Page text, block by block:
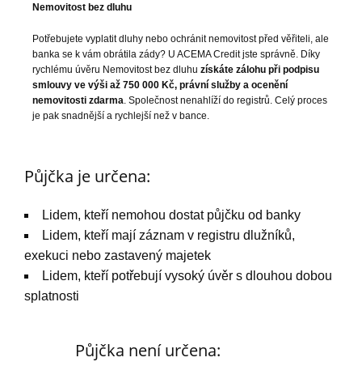
Nemovitost bez dluhu
Potřebujete vyplatit dluhy nebo ochránit nemovitost před věřiteli, ale
banka se k vám obrátila zády? U ACEMA Credit jste správně. Díky
rychlému úvěru Nemovitost bez dluhu získáte zálohu při podpisu
smlouvy ve výši až 750 000 Kč, právní služby a ocenění
nemovitosti zdarma. Společnost nenahlíží do registrů. Celý proces
je pak snadnější a rychlejší než v bance.
Půjčka je určena:
Lidem, kteří nemohou dostat půjčku od banky
Lidem, kteří mají záznam v registru dlužníků,
exekuci nebo zastavený majetek
Lidem, kteří potřebují vysoký úvěr s dlouhou dobou
splatnosti
Půjčka není určena: